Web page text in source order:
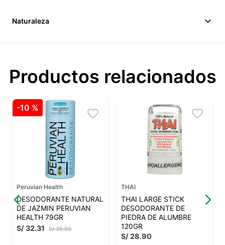
Naturaleza
Productos relacionados
-10 %
Peruvian Health
DESODORANTE NATURAL
DE JAZMIN PERUVIAN
HEALTH 79GR
S/ 35.90
S/32.31
THAI
THAI LARGE STICK
DESODORANTE DE
PIEDRA DE ALUMBRE
120GR
S/28.90